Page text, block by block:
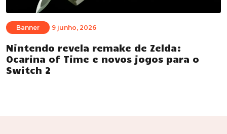
Banner 9 junho, 2026
Nintendo revela remake de Zelda:
Ocarina of Time e novos jogos para o
Switch 2